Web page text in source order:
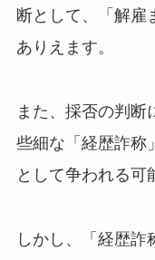
断として、「解雇
ありえます。
また、採否の判断
些細な「経歴詐称
として争われる可
しかし、「経歴詐